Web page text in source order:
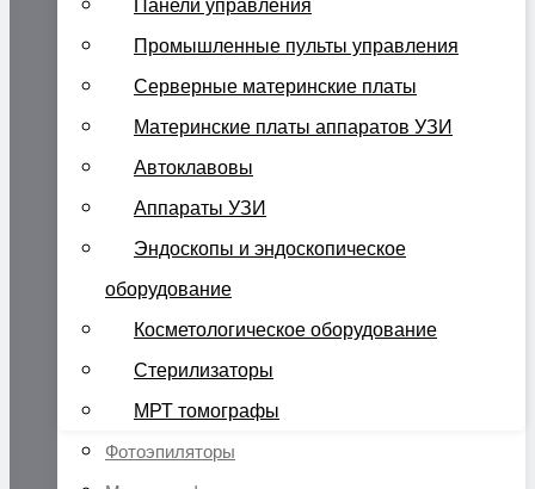
Панели управления
Промышленные пульты управления
Серверные материнские платы
Материнские платы аппаратов УЗИ
Автоклавовы
Аппараты УЗИ
Эндоскопы и эндоскопическое
оборудование
Косметологическое оборудование
Стерилизаторы
МРТ томографы
Фотоэпиляторы